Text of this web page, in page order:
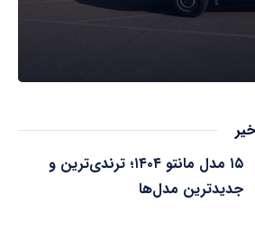
۱۵ مدل مانتو ۱۴۰۴؛ ترندی‌ترین و
جدیدترین مدل‌ها